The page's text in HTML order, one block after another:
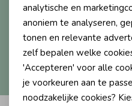
Rompers
Ondergoed
Regenkleding &-laarzen
Jumpsuits
Blouses
Blazers & Gilets
Winteraccessoires
Hoe we met je data
privacyverklaring.
Marketing cookies
analytische en
anoniem te analyseren,
tonen en relevante
zelf bepalen welke
'Accepteren' voor alle
je voorkeuren aan te
noodzakelijke cookies?